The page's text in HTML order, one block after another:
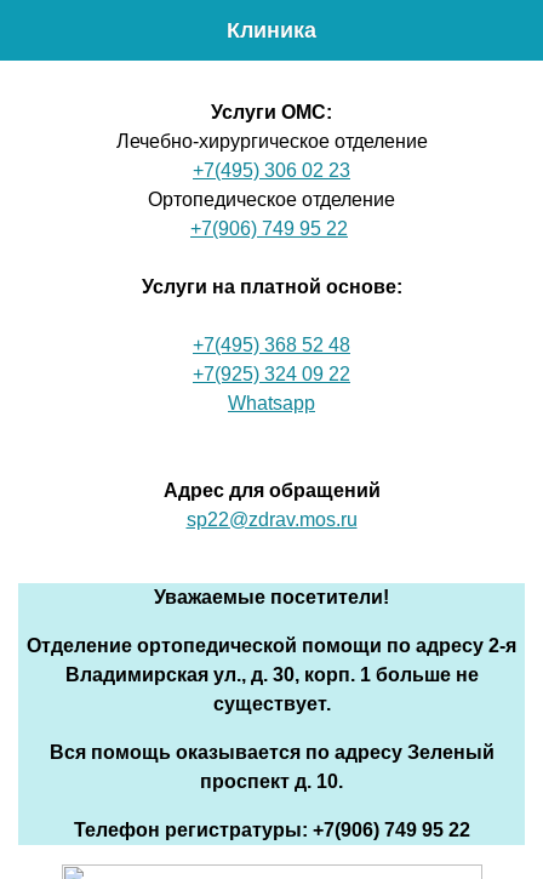
Меню
Клиника
Услуги ОМС:
Лечебно-хирургическое отделение
+7(495) 306 02 23
Ортопедическое отделение
+7(906) 749 95 22
Услуги на платной основе:
+7(495) 368 52 48
+7(925) 324 09 22
Whatsapp
Адрес для обращений
sp22@zdrav.mos.ru
Уважаемые посетители!
Отделение ортопедической помощи по адресу 2-я
Владимирская ул., д. 30, корп. 1 больше не
существует.
Вся помощь оказывается по адресу Зеленый
проспект д. 10.
Телефон регистратуры: +7(906) 749 95 22